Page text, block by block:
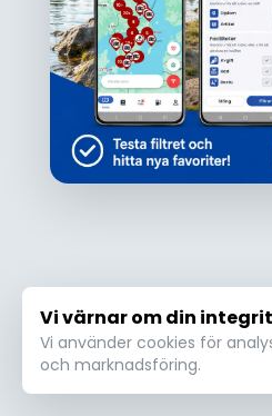
inte läsas in korrekt.
Försök
Vi värnar om din
Vi använder cookies för
och marknadsföring.